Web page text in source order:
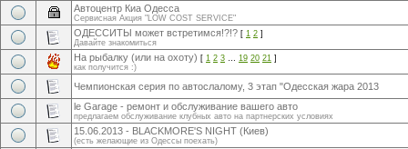
Автоцентр Киа Одесса
Сервисная Акция "LOW COST SERVICE"
ОДЕССИТЫ может встретимся!?!? [ 1 2 ]
Давайте знакомиться
На рыбалку (или на охоту) [ 1 2 3 … 19 20 21 ]
как получится :)
Чемпионская серия по автослалому, 3 этап "Одесская жара 2013
le Garage - ремонт и обслуживание вашего авто
предлагаем обслуживание клубных авто на партнерских условиях
15.06.2013 - BLACKMORE'S NIGHT (Киев)
(есть желающие из Одессы поехать)